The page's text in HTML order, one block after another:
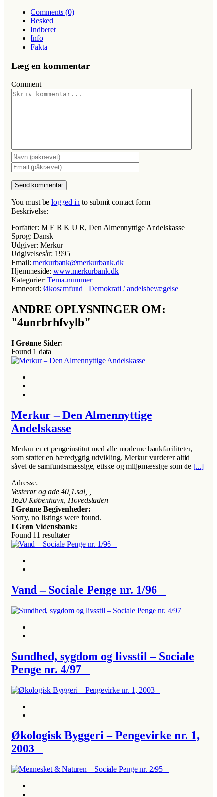
Comments (0)
Besked
Indberet
Info
Fakta
Læg en kommentar
Comment
You must be logged in to submit contact form
Beskrivelse:
Forfatter: M E R K U R, Den Almennyttige Andelskasse
Sprog: Dansk
Udgiver: Merkur
Udgivelsesår: 1995
Email: merkurbank@merkurbank.dk
Hjemmeside: www.merkurbank.dk
Kategorier: Tema-nummer
Emneord: Økosamfund Demokrati / andelsbevægelse
ANDRE OPLYSNINGER OM:
"4unrbrhfvylb"
I Grønne Sider:
Found 1 data
Merkur – Den Almennyttige
Andelskasse
Merkur er et pengeinstitut med alle moderne bankfaciliteter,
som støtter en bæredygtig udvikling. Merkur vurderer altid
såvel de samfundsmæssige, etiske og miljømæssige som de [...]
Adresse:
Vesterbr og ade 40,1.sal
1620 København, Hovedstaden
I Grønne Begivenheder:
Sorry, no listings were found.
I Grøn Vidensbank:
Found 11 resultater
Vand – Sociale Penge nr. 1/96
Sundhed, sygdom og livsstil – Sociale
Penge nr. 4/97
Økologisk Byggeri – Pengevirke nr. 1,
2003